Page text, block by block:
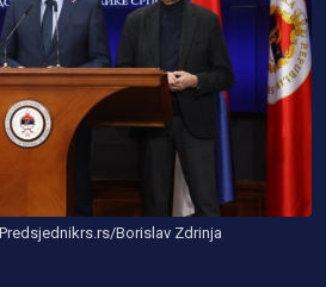
Borislav Zdrinja